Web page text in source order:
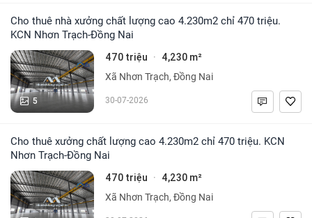
Cho thuê nhà xưởng chất lượng cao 4.230m2 chỉ 470 triệu.
KCN Nhơn Trạch-Đồng Nai
5
470 triệu · 4,230 m²
Xã Nhơn Trạch, Đồng Nai
30-07-2026
Cho thuê xưởng chất lượng cao 4.230m2 chỉ 470 triệu. KCN
Nhơn Trạch-Đồng Nai
470 triệu · 4,230 m²
Xã Nhơn Trạch, Đồng Nai